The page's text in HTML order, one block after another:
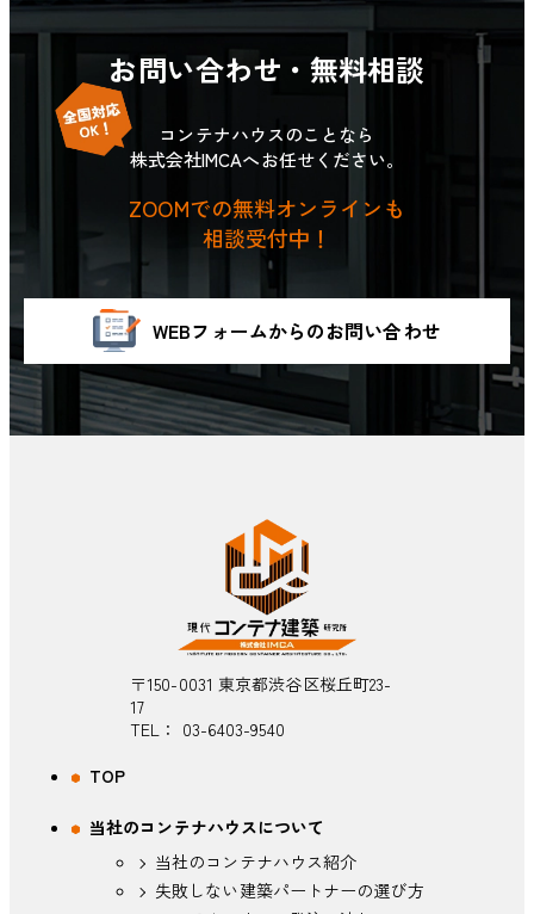
お問い合わせ・無料相談
コンテナハウスのことなら
株式会社IMCAへお任せください。
ZOOMでの無料オンラインも
相談受付中！
WEBフォームからのお問い合わせ
〒150-0031 東京都渋谷区桜丘町23-
17
TEL： 03-6403-9540
TOP
当社のコンテナハウスについて
当社のコンテナハウス紹介
失敗しない建築パートナーの選び方